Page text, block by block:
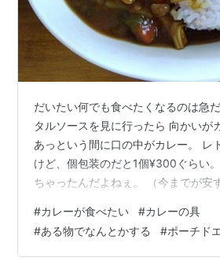
だいたい何でも食べたくなるのは急
タルソースを見に行ったら 向かいが
あっという間に口の中がカレー。 レ
けど、個包装のだと1個¥300ぐらい
ちゃったんだよねぇ。 （今までが安
玉ねぎ→値段がまだ高い。 ジャガイ
くさい。 家に白菜とにんじんはある
在するのだから カレーに白菜が入っ
#カレーが食べたい #カレーの具
#ある物でなんとかする #ポーチド